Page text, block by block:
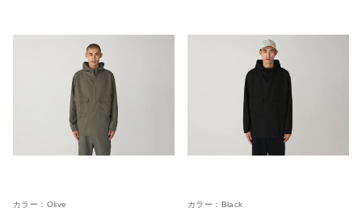
カラー： Olive
カラー： Black